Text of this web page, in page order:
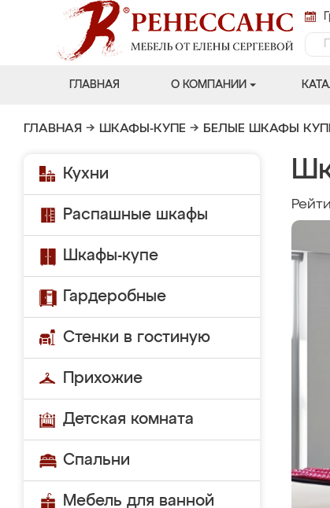
ГЛАВНАЯ О КОМПАНИИ
ГЛАВНАЯ → ШКАФЫ-КУПЕ → БЕЛЫЕ ШКАФЫ
Кухни
Распашные шкафы
Шкафы-купе
Гардеробные
Стенки в гостиную
Прихожие
Детская комната
Спальни
Мебель для ванной